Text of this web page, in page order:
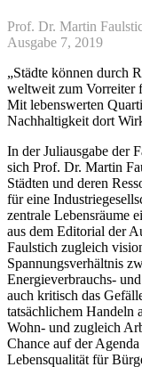
Prof. Dr. Martin
Ausgabe 7, 2019
„Städte können durch
weltweit zum Vorreiter
Mit lebenswerten
Nachhaltigkeit dort
In der Juliausgabe der
sich Prof. Dr. Martin
Städten und deren
für eine
zentrale Lebensräume
aus dem Editorial der
Faulstich zugleich
Spannungsverhältnis
Energieverbrauchs-
auch kritisch das
tatsächlichem Handeln
Wohn- und zugleich
Chance auf der
Lebensqualität für